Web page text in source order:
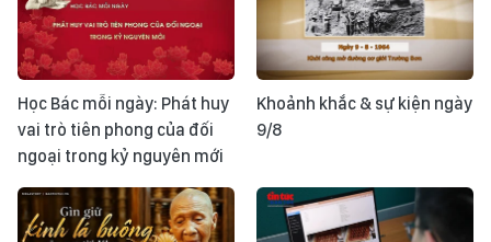
Học Bác mỗi ngày: Phát huy
vai trò tiên phong của đối
ngoại trong kỷ nguyên mới
Khoảnh khắc & sự kiện ngày
9/8